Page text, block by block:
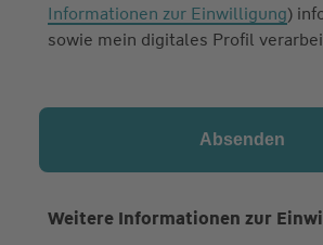
Informationen zur Einwilligung)
sowie mein digitales Profil
Weitere Informationen zur